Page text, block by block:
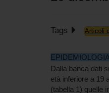
Tags Articoli
EPIDEMIOLOGIA
Dalla banca dati
età inferiore a 19
(tabella 1) quelle